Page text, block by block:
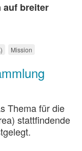
auf breiter
Mission
Thema für die
stattfindende